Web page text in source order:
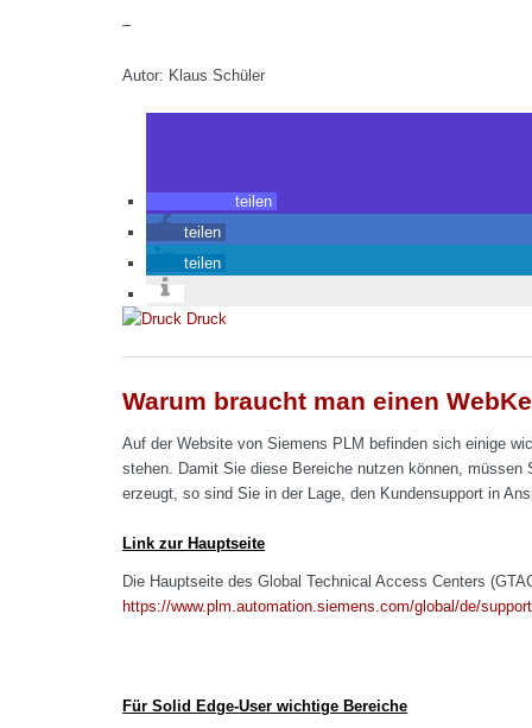
–
Autor: Klaus Schüler
teilen
teilen
teilen
Druck
Warum braucht man einen
Auf der Website von Siemens PLM befinden sich einige
stehen. Damit Sie diese Bereiche nutzen können,
erzeugt, so sind Sie in der Lage, den Kundensupport in
Link zur Hauptseite
Die Hauptseite des Global Technical Access Centers
https://www.plm.automation.siemens.com/global/de/
Für Solid Edge-User wichtige Bereiche